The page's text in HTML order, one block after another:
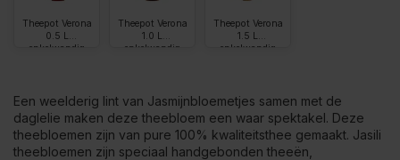
Theepot Verona
0.5 L
enkelwandig
Theepot Verona
1.0 L
enkelwandig
Theepot Verona
1.5 L
enkelwandig
Een weelderig lint van Jasmijnbloemetjes samen met de
daglelie maken deze theebloem een waar spektakel. Deze
theebloemen zijn van pure 100% kwaliteitsthee gemaakt. Jasili
theebloemen zijn speciaal handgebonden theeën,